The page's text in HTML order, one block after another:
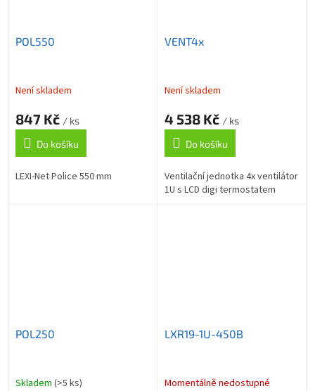
POL550
Není skladem
847 Kč / ks
Do košíku
LEXI-Net Police 550 mm
VENT4x
Není skladem
4 538 Kč / ks
Do košíku
Ventilační jednotka 4x ventilátor
1U s LCD digi termostatem
POL250
Skladem (>5 ks)
LXR19-1U-450B
Momentálně nedostupné